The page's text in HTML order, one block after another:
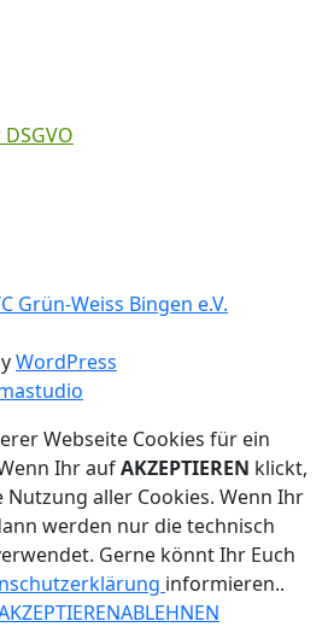
Grün-Weiss Bingen e.V.
WordPress
Webseite Cookies für ein
Ihr aufAKZEPTIEREN klickt,
aller Cookies. Wenn Ihr
werden nur die technisch
Gerne könnt Ihr Euch
informieren..
ABLEHNEN